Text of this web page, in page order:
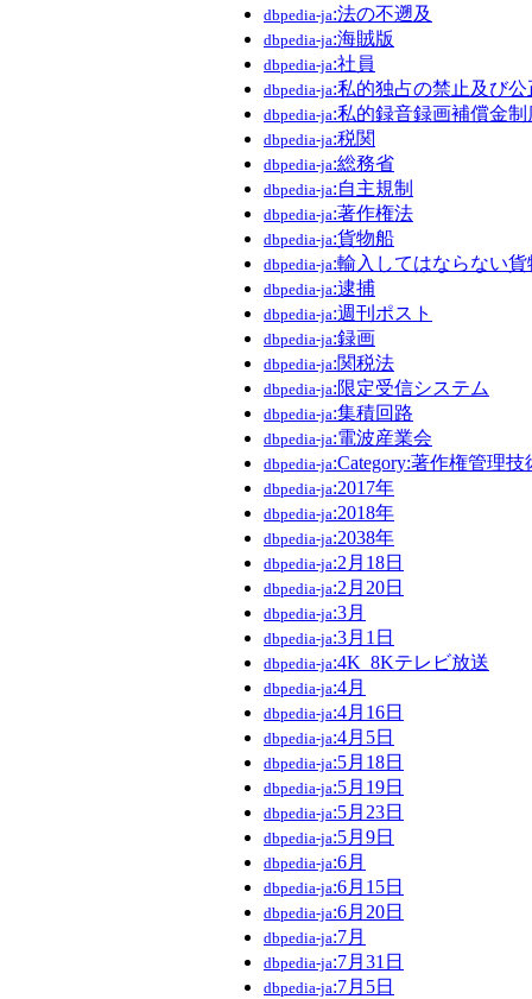
dbpedia-ja:法の不遡及
dbpedia-ja:海賊版
dbpedia-ja:社員
dbpedia-ja:私的独占の禁止及び
dbpedia-ja:私的録音録画補償金制
dbpedia-ja:税関
dbpedia-ja:総務省
dbpedia-ja:自主規制
dbpedia-ja:著作権法
dbpedia-ja:貨物船
dbpedia-ja:輸入してはならない貨
dbpedia-ja:逮捕
dbpedia-ja:週刊ポスト
dbpedia-ja:録画
dbpedia-ja:関税法
dbpedia-ja:限定受信システム
dbpedia-ja:集積回路
dbpedia-ja:電波産業会
dbpedia-ja:Category:著作権管理技
dbpedia-ja:2017年
dbpedia-ja:2018年
dbpedia-ja:2038年
dbpedia-ja:2月18日
dbpedia-ja:2月20日
dbpedia-ja:3月
dbpedia-ja:3月1日
dbpedia-ja:4K_8Kテレビ放送
dbpedia-ja:4月
dbpedia-ja:4月16日
dbpedia-ja:4月5日
dbpedia-ja:5月18日
dbpedia-ja:5月19日
dbpedia-ja:5月23日
dbpedia-ja:5月9日
dbpedia-ja:6月
dbpedia-ja:6月15日
dbpedia-ja:6月20日
dbpedia-ja:7月
dbpedia-ja:7月31日
dbpedia-ja:7月5日